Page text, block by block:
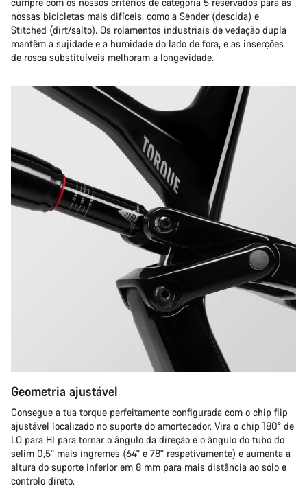
nossas bicicletas mais difíceis, como a Sender (descida) e
Stitched (dirt/salto). Os rolamentos industriais de vedação dupla
mantêm a sujidade e a humidade do lado de fora, e as inserções
de rosca substituíveis melhoram a longevidade.
Geometria ajustável
Consegue a tua torque perfeitamente configurada com o chip flip
ajustável localizado no suporte do amortecedor. Vira o chip 180° de
LO para HI para tornar o ângulo da direção e o ângulo do tubo do
selim 0,5° mais íngremes (64° e 78° respetivamente) e aumenta a
altura do suporte inferior em 8 mm para mais distância ao solo e
controlo direto.